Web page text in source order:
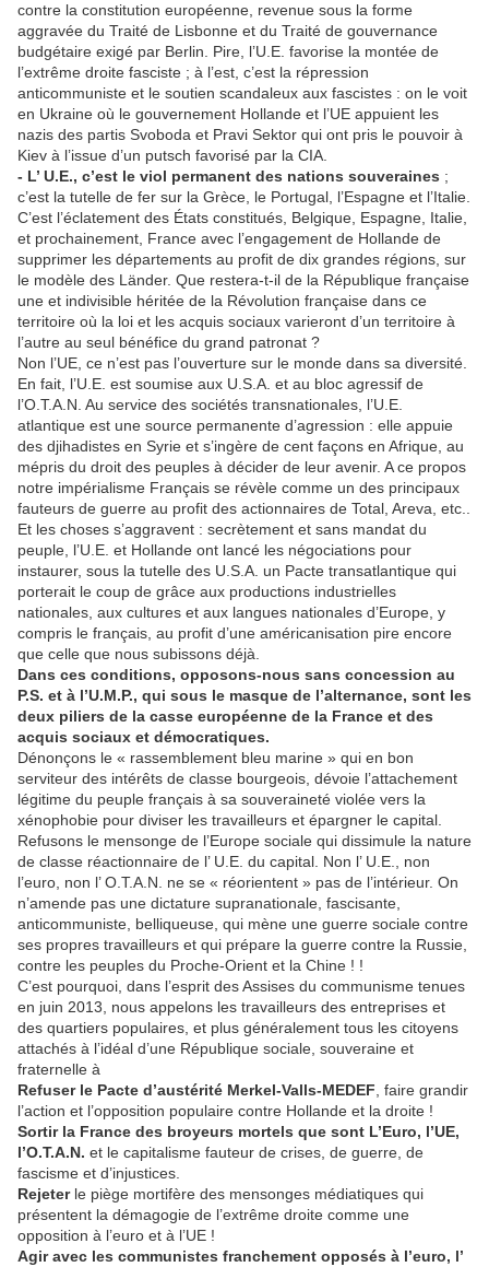
contre la constitution européenne, revenue sous la forme
aggravée du Traité de Lisbonne et du Traité de gouvernance
budgétaire exigé par Berlin. Pire, l’U.E. favorise la montée de
l’extrême droite fasciste ; à l’est, c’est la répression
anticommuniste et le soutien scandaleux aux fascistes : on le voit
en Ukraine où le gouvernement Hollande et l’UE appuient les
nazis des partis Svoboda et Pravi Sektor qui ont pris le pouvoir à
Kiev à l’issue d’un putsch favorisé par la CIA.
- L’ U.E., c’est le viol permanent des nations souveraines ;
c’est la tutelle de fer sur la Grèce, le Portugal, l’Espagne et l’Italie.
C’est l’éclatement des États constitués, Belgique, Espagne, Italie,
et prochainement, France avec l’engagement de Hollande de
supprimer les départements au profit de dix grandes régions, sur
le modèle des Länder. Que restera-t-il de la République française
une et indivisible héritée de la Révolution française dans ce
territoire où la loi et les acquis sociaux varieront d’un territoire à
l’autre au seul bénéfice du grand patronat ?
Non l’UE, ce n’est pas l’ouverture sur le monde dans sa diversité.
En fait, l’U.E. est soumise aux U.S.A. et au bloc agressif de
l’O.T.A.N. Au service des sociétés transnationales, l’U.E.
atlantique est une source permanente d’agression : elle appuie
des djihadistes en Syrie et s’ingère de cent façons en Afrique, au
mépris du droit des peuples à décider de leur avenir. A ce propos
notre impérialisme Français se révèle comme un des principaux
fauteurs de guerre au profit des actionnaires de Total, Areva, etc..
Et les choses s’aggravent : secrètement et sans mandat du
peuple, l’U.E. et Hollande ont lancé les négociations pour
instaurer, sous la tutelle des U.S.A. un Pacte transatlantique qui
porterait le coup de grâce aux productions industrielles
nationales, aux cultures et aux langues nationales d’Europe, y
compris le français, au profit d’une américanisation pire encore
que celle que nous subissons déjà.
Dans ces conditions, opposons-nous sans concession au
P.S. et à l’U.M.P., qui sous le masque de l’alternance, sont les
deux piliers de la casse européenne de la France et des
acquis sociaux et démocratiques.
Dénonçons le « rassemblement bleu marine » qui en bon
serviteur des intérêts de classe bourgeois, dévoie l’attachement
légitime du peuple français à sa souveraineté violée vers la
xénophobie pour diviser les travailleurs et épargner le capital.
Refusons le mensonge de l’Europe sociale qui dissimule la nature
de classe réactionnaire de l’ U.E. du capital. Non l’ U.E., non
l’euro, non l’ O.T.A.N. ne se « réorientent » pas de l’intérieur. On
n’amende pas une dictature supranationale, fascisante,
anticommuniste, belliqueuse, qui mène une guerre sociale contre
ses propres travailleurs et qui prépare la guerre contre la Russie,
contre les peuples du Proche-Orient et la Chine ! !
C’est pourquoi, dans l’esprit des Assises du communisme tenues
en juin 2013, nous appelons les travailleurs des entreprises et
des quartiers populaires, et plus généralement tous les citoyens
attachés à l’idéal d’une République sociale, souveraine et
fraternelle à
Refuser le Pacte d’austérité Merkel-Valls-MEDEF , faire grandir
l’action et l’opposition populaire contre Hollande et la droite !
Sortir la France des broyeurs mortels que sont L’Euro, l’UE,
l’O.T.A.N. et le capitalisme fauteur de crises, de guerre, de
fascisme et d’injustices.
Rejeterle piège mortifère des mensonges médiatiques qui
présentent la démagogie de l’extrême droite comme une
opposition à l’euro et à l’UE !
Agir avec les communistes franchement opposés à l’euro, l’